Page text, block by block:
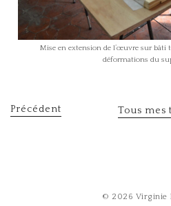
Mise en extension de l’œuvre sur bâti
déformations du
Précédent Tous mes
© 2026 Virginie